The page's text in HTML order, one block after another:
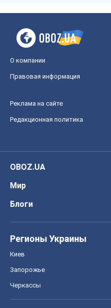
О компании
Правовая информация
Реклама на сайте
Редакционная политика
OBOZ.UA
Мир
Блоги
Регионы Украины
Киев
Запорожье
Черкассы